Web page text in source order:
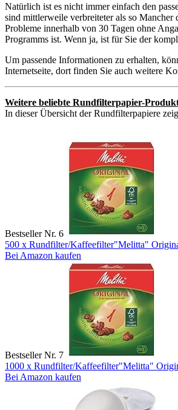
Natürlich ist es nicht immer einfach den
sind mittlerweile verbreiteter als so Mancher
Probleme innerhalb von 30 Tagen ohne
Programms ist. Wenn ja, ist für Sie der
Um passende Informationen zu erhalten,
Internetseite, dort finden Sie auch weitere
Weitere beliebte Rundfilterpapier-
In dieser Übersicht der Rundfilterpapiere
Bestseller Nr. 6
500 x Rundfilter/Kaffeefilter"Melitta"
Bei Amazon kaufen
Bestseller Nr. 7
1000 x Rundfilter/Kaffeefilter"Melitta"
Bei Amazon kaufen